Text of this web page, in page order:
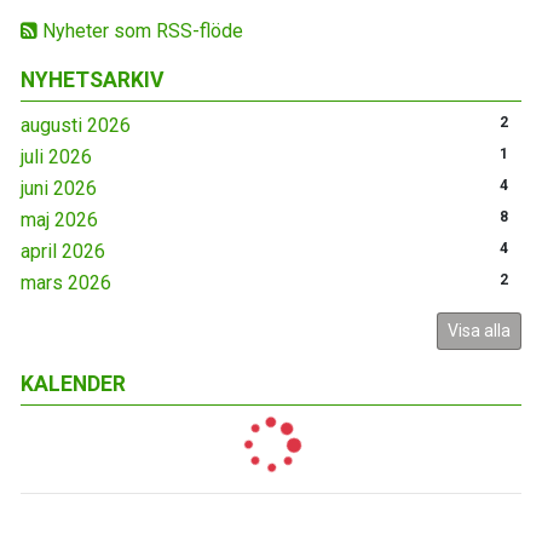
Nyheter som RSS-flöde
NYHETSARKIV
augusti 2026 2
juli 2026 1
juni 2026 4
maj 2026 8
april 2026 4
mars 2026 2
Visa alla
KALENDER